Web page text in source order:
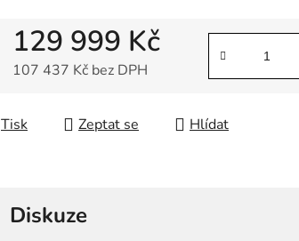
129 999 Kč
107 437 Kč bez DPH
Tisk Zeptat se Hlídat
Diskuze